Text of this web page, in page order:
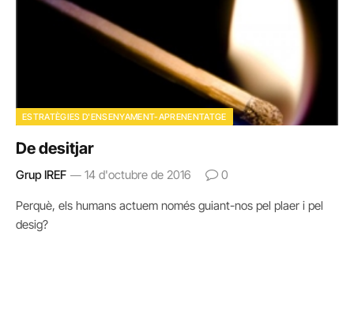
ESTRATÈGIES D'ENSENYAMENT-APRENENTATGE
De desitjar
Grup IREF 14 d'octubre de 2016 0
Perquè, els humans actuem només guiant-nos pel plaer i pel
desig?